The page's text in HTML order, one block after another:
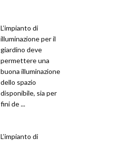
L’impianto di
illuminazione per il
giardino deve
permettere una
buona illuminazione
dello spazio
disponibile, sia per
fini de ...
L’impianto di